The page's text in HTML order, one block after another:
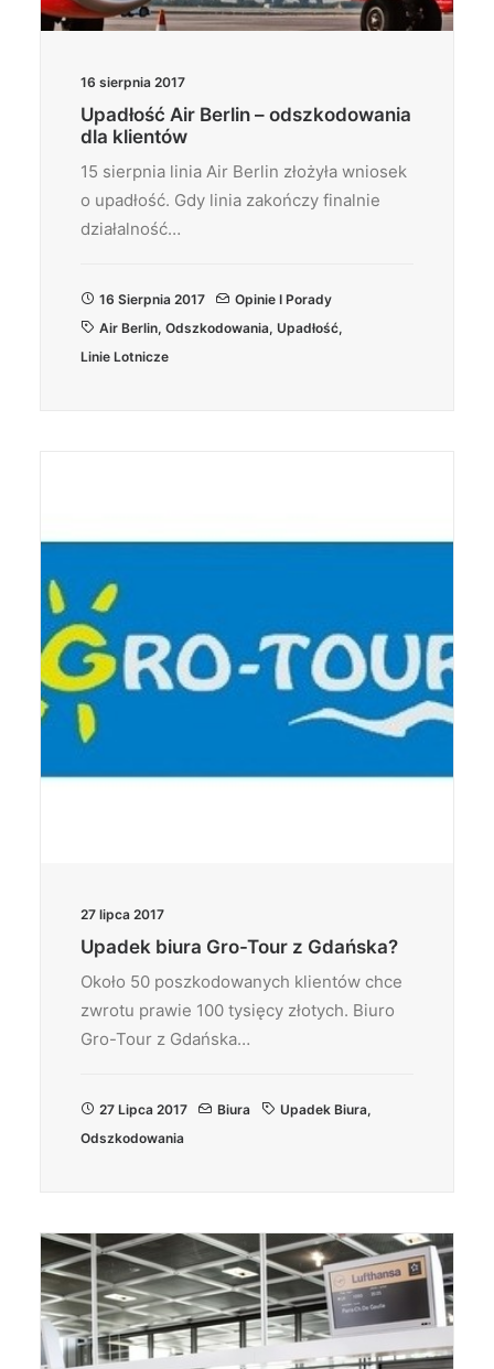
16 sierpnia 2017
Upadłość Air Berlin – odszkodowania
dla klientów
15 sierpnia linia Air Berlin złożyła wniosek
o upadłość. Gdy linia zakończy finalnie
działalność…
16 Sierpnia 2017
Opinie I Porady
Air Berlin, Odszkodowania, Upadłość,
Linie Lotnicze
27 lipca 2017
Upadek biura Gro-Tour z Gdańska?
Około 50 poszkodowanych klientów chce
zwrotu prawie 100 tysięcy złotych. Biuro
Gro-Tour z Gdańska…
27 Lipca 2017 Biura Upadek Biura,
Odszkodowania